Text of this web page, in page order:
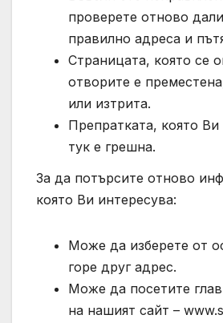
проверете отново
правилно адреса и
Страницата, която се
отворите е
или изтрита.
Препратката, която
тук е грешна.
За да потърсите отново
която Ви интересува:
Може да изберете от
горе друг адрес.
Може да посетите
на нашият сайт –